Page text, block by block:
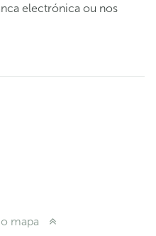
electrónica ou nos
mapa